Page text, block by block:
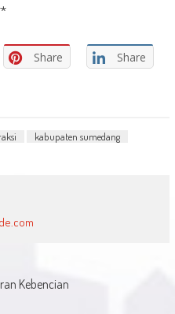
Share Share
kabupaten sumedang
Kebencian